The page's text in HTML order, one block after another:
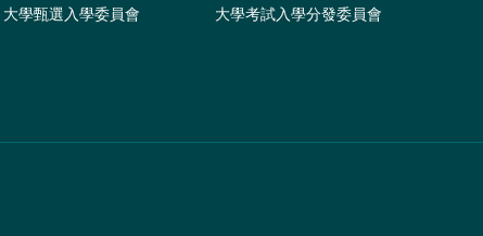
大學甄選入學委員會 大學考試入學分發委員會